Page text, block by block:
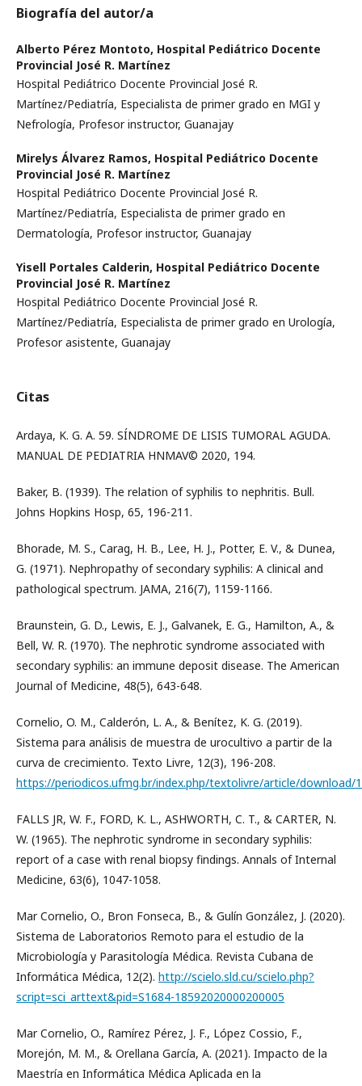
Biografía del autor/a
Alberto Pérez Montoto, Hospital Pediátrico Docente
Provincial José R. Martínez
Hospital Pediátrico Docente Provincial José R.
Martínez/Pediatría, Especialista de primer grado en MGI y
Nefrología, Profesor instructor, Guanajay
Mirelys Álvarez Ramos, Hospital Pediátrico Docente
Provincial José R. Martínez
Hospital Pediátrico Docente Provincial José R.
Martínez/Pediatría, Especialista de primer grado en
Dermatología, Profesor instructor, Guanajay
Yisell Portales Calderin, Hospital Pediátrico Docente
Provincial José R. Martínez
Hospital Pediátrico Docente Provincial José R.
Martínez/Pediatría, Especialista de primer grado en Urología,
Profesor asistente, Guanajay
Citas
Ardaya, K. G. A. 59. SÍNDROME DE LISIS TUMORAL AGUDA.
MANUAL DE PEDIATRIA HNMAV© 2020, 194.
Baker, B. (1939). The relation of syphilis to nephritis. Bull.
Johns Hopkins Hosp, 65, 196-211.
Bhorade, M. S., Carag, H. B., Lee, H. J., Potter, E. V., & Dunea,
G. (1971). Nephropathy of secondary syphilis: A clinical and
pathological spectrum. JAMA, 216(7), 1159-1166.
Braunstein, G. D., Lewis, E. J., Galvanek, E. G., Hamilton, A., &
Bell, W. R. (1970). The nephrotic syndrome associated with
secondary syphilis: an immune deposit disease. The American
Journal of Medicine, 48(5), 643-648.
Cornelio, O. M., Calderón, L. A., & Benítez, K. G. (2019).
Sistema para análisis de muestra de urocultivo a partir de la
curva de crecimiento. Texto Livre, 12(3), 196-208.
https://periodicos.ufmg.br/index.php/textolivre/article/download/
FALLS JR, W. F., FORD, K. L., ASHWORTH, C. T., & CARTER, N.
W. (1965). The nephrotic syndrome in secondary syphilis:
report of a case with renal biopsy findings. Annals of Internal
Medicine, 63(6), 1047-1058.
Mar Cornelio, O., Bron Fonseca, B., & Gulín González, J. (2020).
Sistema de Laboratorios Remoto para el estudio de la
Microbiología y Parasitología Médica. Revista Cubana de
Informática Médica, 12(2). http://scielo.sld.cu/scielo.php?
script=sci_arttext&pid=S1684-18592020000200005
Mar Cornelio, O., Ramírez Pérez, J. F., López Cossio, F.,
Morejón, M. M., & Orellana García, A. (2021). Impacto de la
Maestría en Informática Médica Aplicada en la